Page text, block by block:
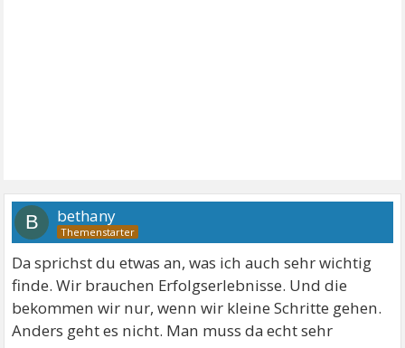
B bethany
Da sprichst du etwas an, was ich auch sehr wichtig
finde. Wir brauchen Erfolgserlebnisse. Und die
bekommen wir nur, wenn wir kleine Schritte gehen.
Anders geht es nicht. Man muss da echt sehr